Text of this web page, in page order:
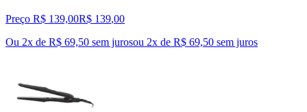
Preço R$ 139,00R$ 139,00
Ou 2x de R$ 69,50 sem jurosou 2x de R$ 69,50 sem juros